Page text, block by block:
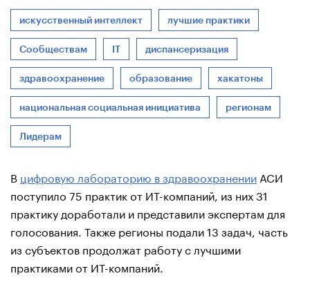
искусственный интеллект лучшие практики
Сообществам IT диспансеризация
здравоохранение образование хакатоны
национальная социальная инициатива регионам
Лидерам
В цифровую лабораторию в здравоохранении АСИ
поступило 75 практик от ИТ-компаний, из них 31
практику доработали и представили экспертам для
голосования. Также регионы подали 13 задач, часть
из субъектов продолжат работу с лучшими
практиками от ИТ-компаний.